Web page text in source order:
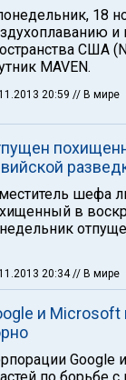
18
и
США
MAVEN.
20:59 // В мире
шефа
в
20:34// В мире
и Microsoft
Google